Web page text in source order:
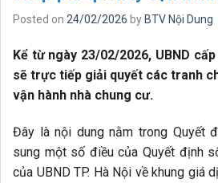
Posted on 24/02/2026 by BTV Nội Dung
Kể từ ngày 23/02/2026, UBND
sẽ trực tiếp giải quyết các tranh
vận hành nhà chung cư.
Đây là nội dung nằm trong Quyết
sung một số điều của Quyết định
của UBND TP. Hà Nội về khung giá